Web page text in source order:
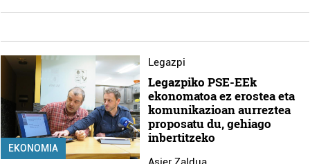
EKONOMIA
Legazpi
Legazpiko PSE-EEk
ekonomatoa ez erostea eta
komunikazioan aurreztea
proposatu du, gehiago
inbertitzeko